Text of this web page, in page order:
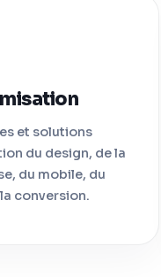
et solutions
du design, de la
du mobile, du
conversion.